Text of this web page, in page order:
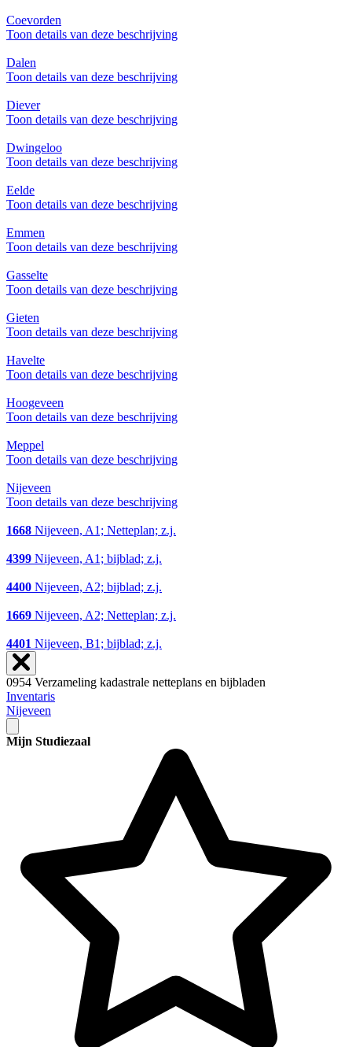
Coevorden
Toon details van deze beschrijving
Dalen
Toon details van deze beschrijving
Diever
Toon details van deze beschrijving
Dwingeloo
Toon details van deze beschrijving
Eelde
Toon details van deze beschrijving
Emmen
Toon details van deze beschrijving
Gasselte
Toon details van deze beschrijving
Gieten
Toon details van deze beschrijving
Havelte
Toon details van deze beschrijving
Hoogeveen
Toon details van deze beschrijving
Meppel
Toon details van deze beschrijving
Nijeveen
Toon details van deze beschrijving
1668 Nijeveen, A1; Netteplan; z.j.
4399 Nijeveen, A1; bijblad; z.j.
4400 Nijeveen, A2; bijblad; z.j.
1669 Nijeveen, A2; Netteplan; z.j.
4401 Nijeveen, B1; bijblad; z.j.
0954 Verzameling kadastrale netteplans en bijbladen
Inventaris
Nijeveen
Mijn Studiezaal